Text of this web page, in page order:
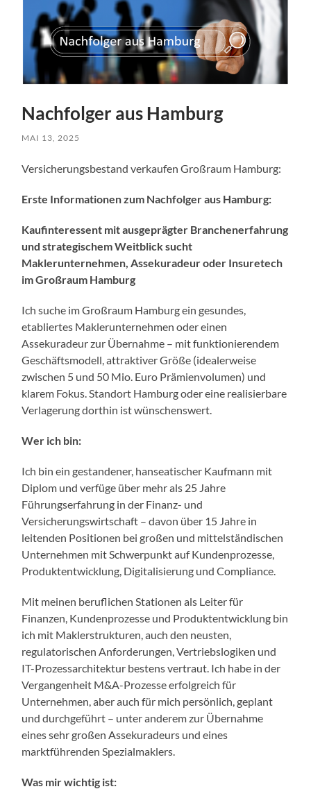
Nachfolger aus Hamburg
MAI 13, 2025
Versicherungsbestand verkaufen Großraum Hamburg:
Erste Informationen zum Nachfolger aus Hamburg:
Kaufinteressent mit ausgeprägter Branchenerfahrung
und strategischem Weitblick sucht
Maklerunternehmen, Assekuradeur oder Insuretech
im Großraum Hamburg
Ich suche im Großraum Hamburg ein gesundes,
etabliertes Maklerunternehmen oder einen
Assekuradeur zur Übernahme – mit funktionierendem
Geschäftsmodell, attraktiver Größe (idealerweise
zwischen 5 und 50 Mio. Euro Prämienvolumen) und
klarem Fokus. Standort Hamburg oder eine realisierbare
Verlagerung dorthin ist wünschenswert.
Wer ich bin:
Ich bin ein gestandener, hanseatischer Kaufmann mit
Diplom und verfüge über mehr als 25 Jahre
Führungserfahrung in der Finanz- und
Versicherungswirtschaft – davon über 15 Jahre in
leitenden Positionen bei großen und mittelständischen
Unternehmen mit Schwerpunkt auf Kundenprozesse,
Produktentwicklung, Digitalisierung und Compliance.
Mit meinen beruflichen Stationen als Leiter für
Finanzen, Kundenprozesse und Produktentwicklung bin
ich mit Maklerstrukturen, auch den neusten,
regulatorischen Anforderungen, Vertriebslogiken und
IT-Prozessarchitektur bestens vertraut. Ich habe in der
Vergangenheit M&A-Prozesse erfolgreich für
Unternehmen, aber auch für mich persönlich, geplant
und durchgeführt – unter anderem zur Übernahme
eines sehr großen Assekuradeurs und eines
marktführenden Spezialmaklers.
Was mir wichtig ist: